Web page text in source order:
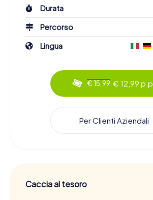
Durata
Percorso
Lingua
€ 15,99 € 12,99 p.p.
Per Clienti Aziendali
Caccia al tesoro